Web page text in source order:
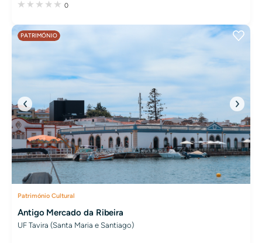
0
PATRIMÓNIO
Património Cultural
Antigo Mercado da Ribeira
UF Tavira (Santa Maria e Santiago)